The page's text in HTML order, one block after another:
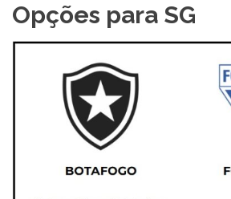
Opções para SG